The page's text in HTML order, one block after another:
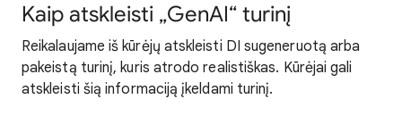
Kaip atskleisti „GenAI“ turinį
Reikalaujame iš kūrėjų atskleisti DI sugeneruotą arba
pakeistą turinį, kuris atrodo realistiškas. Kūrėjai gali
atskleisti šią informaciją įkeldami turinį.